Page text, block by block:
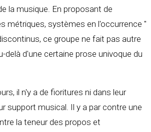
la musique. En proposant de
métriques, systèmes en l'occurrence "
ce groupe ne fait pas autre
delà d'une certaine prose univoque du
il n'y a de fioritures ni dans leur
support musical. Il y a par contre une
la teneur des propos et